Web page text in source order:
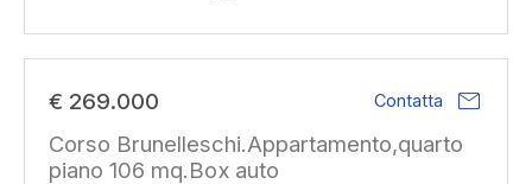
€ 269.000 Contatta mail
Corso Brunelleschi.Appartamento,quarto
piano 106 mq.Box auto